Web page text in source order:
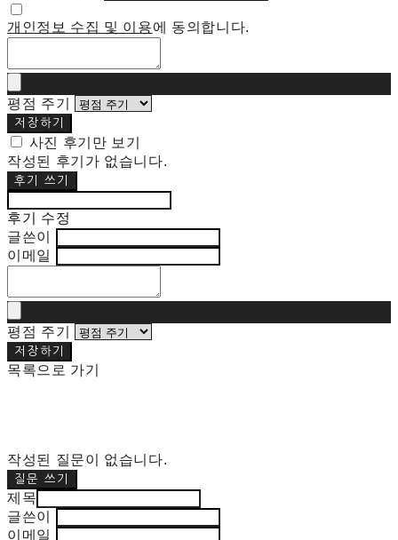
개인정보 수집 및 이용에 동의합니다.
평점 주기
저장하기
사진 후기만 보기
작성된 후기가 없습니다.
후기 쓰기
후기 수정
글쓴이
이메일
평점 주기
저장하기
목록으로 가기
작성된 질문이 없습니다.
질문 쓰기
제목
글쓴이
이메일